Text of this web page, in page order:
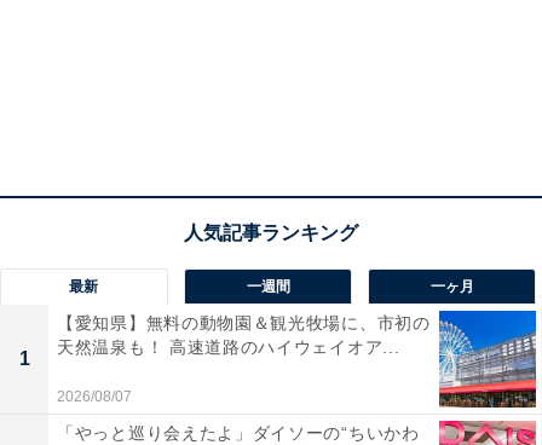
最新 一週間 一ヶ月
1
【愛知県】無料の動物園＆観光牧場に、市初の
天然温泉も！ 高速道路のハイウェイオア...
2026/08/07
「やっと巡り会えたよ」ダイソーの“ちいかわ